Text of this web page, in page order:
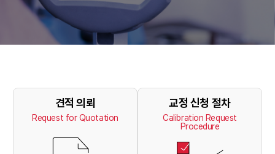
견적 의뢰
Request for Quotation
교정 신청 절차
Calibration Request
Procedure